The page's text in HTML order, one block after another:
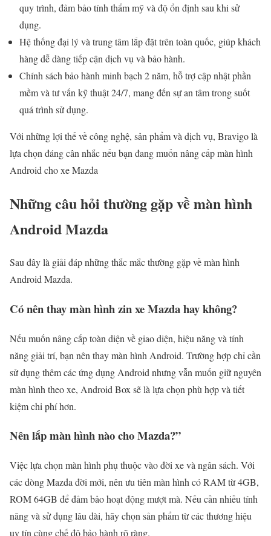
quy trình, đảm bảo tính thẩm mỹ và độ ổn định sau khi sử
dụng.
Hệ thống đại lý và trung tâm lắp đặt trên toàn quốc, giúp khách
hàng dễ dàng tiếp cận dịch vụ và bảo hành.
Chính sách bảo hành minh bạch 2 năm, hỗ trợ cập nhật phần
mềm và tư vấn kỹ thuật 24/7, mang đến sự an tâm trong suốt
quá trình sử dụng.
Với những lợi thế về công nghệ, sản phẩm và dịch vụ, Bravigo là
lựa chọn đáng cân nhắc nếu bạn đang muốn nâng cấp màn hình
Android cho xe Mazda
Những câu hỏi thường gặp về màn hình
Android Mazda
Sau đây là giải đáp những thắc mắc thường gặp về màn hình
Android Mazda.
Có nên thay màn hình zin xe Mazda hay không?
Nếu muốn nâng cấp toàn diện về giao diện, hiệu năng và tính
năng giải trí, bạn nên thay màn hình Android. Trường hợp chỉ cần
sử dụng thêm các ứng dụng Android nhưng vẫn muốn giữ nguyên
màn hình theo xe, Android Box sẽ là lựa chọn phù hợp và tiết
kiệm chi phí hơn.
Nên lắp màn hình nào cho Mazda?”
Việc lựa chọn màn hình phụ thuộc vào đời xe và ngân sách. Với
các dòng Mazda đời mới, nên ưu tiên màn hình có RAM từ 4GB,
ROM 64GB để đảm bảo hoạt động mượt mà. Nếu cần nhiều tính
năng và sử dụng lâu dài, hãy chọn sản phẩm từ các thương hiệu
uy tín cùng chế độ bảo hành rõ ràng.